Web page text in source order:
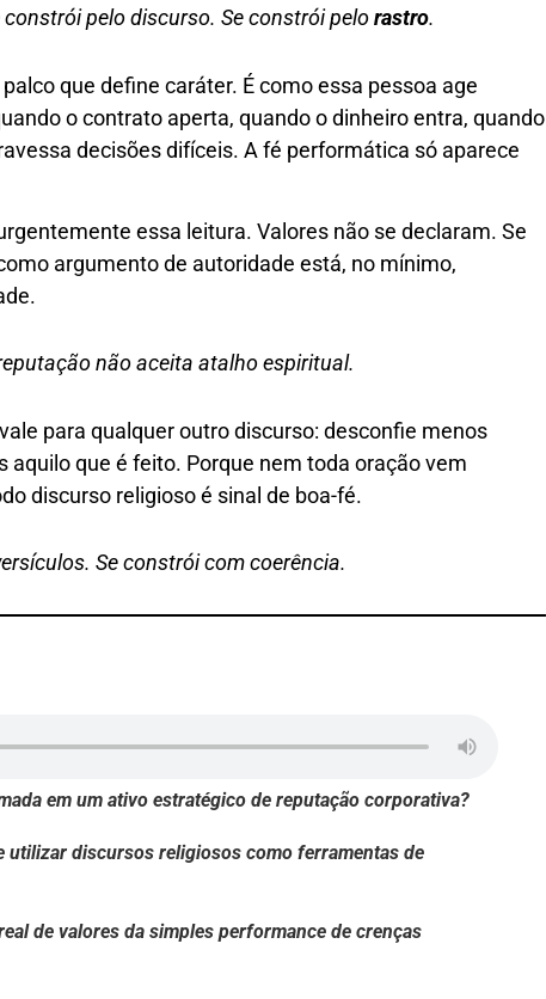
pelo discurso. Se constrói pelorastro.
que define caráter. É como essa pessoa age
o contrato aperta, quando o dinheiro entra, quando
decisões difíceis. A fé performática só aparece
essa leitura. Valores não se declaram. Se
argumento de autoridade está, no mínimo,
não aceita atalho espiritual.
para qualquer outro discurso: desconfie menos
aquilo que é feito. Porque nem toda oração vem
discurso religioso é sinal de boa-fé.
Se constrói com coerência.
em um ativo estratégico de reputação corporativa?
utilizar discursos religiosos como ferramentas de
de valores da simples performance de crenças